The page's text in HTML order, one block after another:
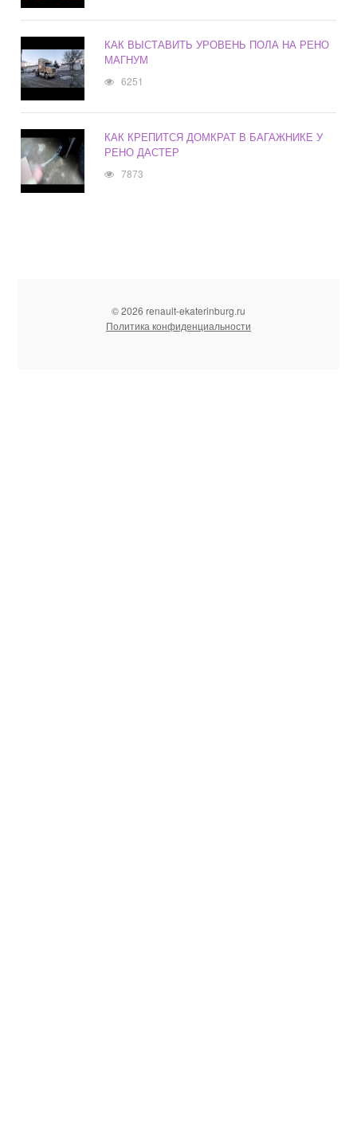
КАК ВЫСТАВИТЬ УРОВЕНЬ ПОЛА НА РЕНО
МАГНУМ
6251
КАК КРЕПИТСЯ ДОМКРАТ В БАГАЖНИКЕ У
РЕНО ДАСТЕР
7873
© 2026 renault-ekaterinburg.ru
Политика конфиденциальности